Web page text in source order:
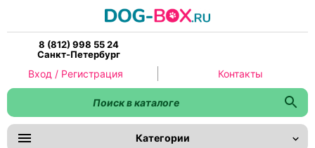
8 (812) 998 55 24
Санкт-Петербург
Категории
Вход / Регистрация Контакты